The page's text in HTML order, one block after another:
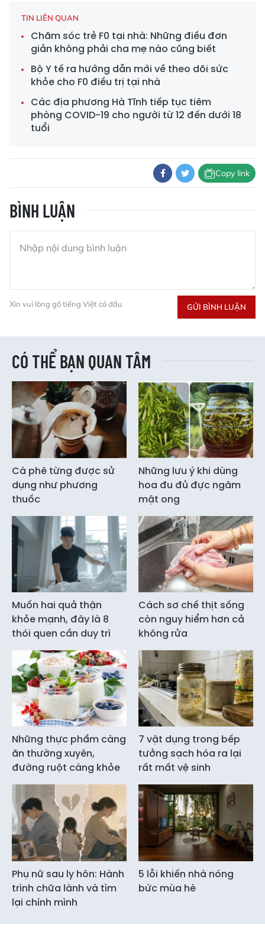
TIN LIÊN QUAN
Chăm sóc trẻ F0 tại nhà: Những điều đơn
giản không phải cha mẹ nào cũng biết
Bộ Y tế ra hướng dẫn mới về theo dõi sức
khỏe cho F0 điều trị tại nhà
Các địa phương Hà Tĩnh tiếp tục tiêm
phòng COVID-19 cho người từ 12 đến dưới 18
tuổi
Copy link
BÌNH LUẬN
Xin vui lòng gõ tiếng Việt có dấu GỬI BÌNH LUẬN
CÓ THỂ BẠN QUAN TÂM
Cà phê từng được sử
dụng như phương
thuốc
Những lưu ý khi dùng
hoa đu đủ đực ngâm
mật ong
Muốn hai quả thận
khỏe mạnh, đây là 8
thói quen cần duy trì
Cách sơ chế thịt sống
còn nguy hiểm hơn cả
không rửa
Những thực phẩm càng
ăn thường xuyên,
đường ruột càng khỏe
7 vật dụng trong bếp
tưởng sạch hóa ra lại
rất mất vệ sinh
Phụ nữ sau ly hôn: Hành
trình chữa lành và tìm
lại chính mình
5 lỗi khiến nhà nóng
bức mùa hè